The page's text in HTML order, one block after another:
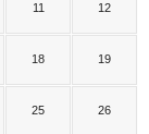
11 12
18 19
25 26